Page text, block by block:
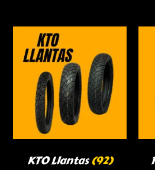
KTO Llantas(92)